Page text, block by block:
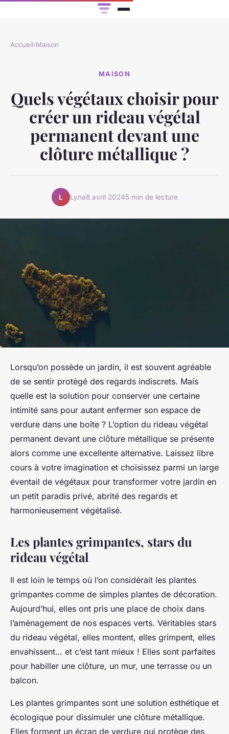
Accueil›Maison
MAISON
Quels végétaux choisir pour
créer un rideau végétal
permanent devant une
clôture métallique ?
L Lyna8 avril 20245 min de lecture
Lorsqu’on possède un jardin, il est souvent agréable
de se sentir protégé des regards indiscrets. Mais
quelle est la solution pour conserver une certaine
intimité sans pour autant enfermer son espace de
verdure dans une boîte ? L’option du rideau végétal
permanent devant une clôture métallique se présente
alors comme une excellente alternative. Laissez libre
cours à votre imagination et choisissez parmi un large
éventail de végétaux pour transformer votre jardin en
un petit paradis privé, abrité des regards et
harmonieusement végétalisé.
Les plantes grimpantes, stars du
rideau végétal
Il est loin le temps où l’on considérait les plantes
grimpantes comme de simples plantes de décoration.
Aujourd’hui, elles ont pris une place de choix dans
l’aménagement de nos espaces verts. Véritables stars
du rideau végétal, elles montent, elles grimpent, elles
envahissent… et c’est tant mieux ! Elles sont parfaites
pour habiller une clôture, un mur, une terrasse ou un
balcon.
Les plantes grimpantes sont une solution esthétique et
écologique pour dissimuler une clôture métallique.
Elles forment un écran de verdure qui protège des